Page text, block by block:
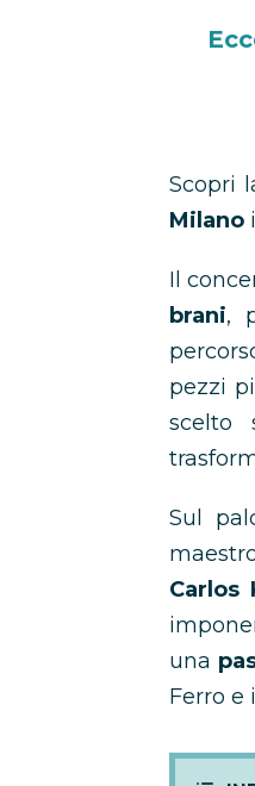
Scopri
Milano
Il
brani,
pezzi
scelto
Sul
Carlos
una
Ferro e